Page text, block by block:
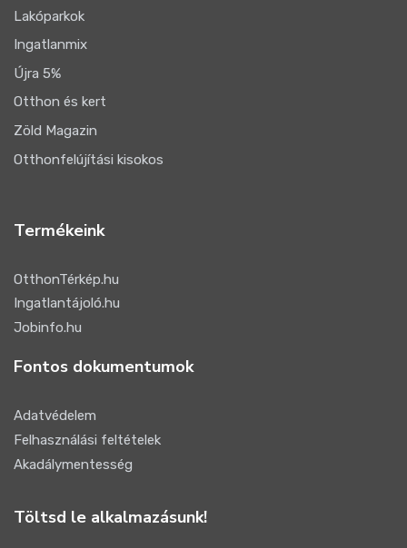
Lakóparkok
Ingatlanmix
Újra 5%
Otthon és kert
Zöld Magazin
Otthonfelújítási kisokos
Termékeink
OtthonTérkép.hu
Ingatlantájoló.hu
Jobinfo.hu
Fontos dokumentumok
Adatvédelem
Felhasználási feltételek
Akadálymentesség
Töltsd le alkalmazásunk!